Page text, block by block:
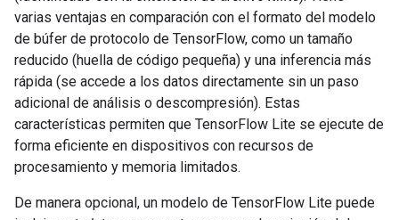
varias ventajas en comparación con el formato del modelo
de búfer de protocolo de TensorFlow, como un tamaño
reducido (huella de código pequeña) y una inferencia más
rápida (se accede a los datos directamente sin un paso
adicional de análisis o descompresión). Estas
características permiten que TensorFlow Lite se ejecute de
forma eficiente en dispositivos con recursos de
procesamiento y memoria limitados.
De manera opcional, un modelo de TensorFlow Lite puede